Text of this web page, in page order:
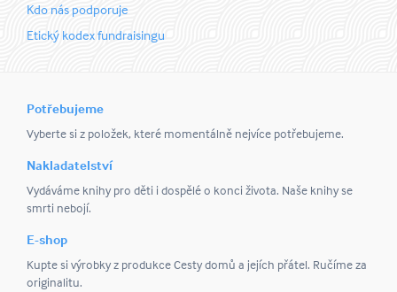
Kdo nás podporuje
Etický kodex fundraisingu
Potřebujeme
Vyberte si z položek, které momentálně nejvíce potřebujeme.
Nakladatelství
Vydáváme knihy pro děti i dospělé o konci života. Naše knihy se
smrti nebojí.
E-shop
Kupte si výrobky z produkce Cesty domů a jejích přátel. Ručíme za
originalitu.